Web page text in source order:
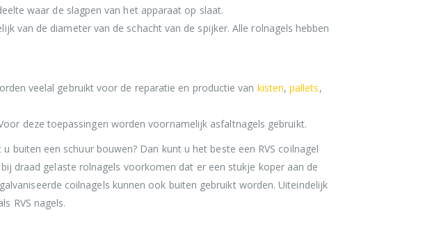
waar de slagpen van het apparaat op slaat.
van de diameter van de schacht van de spijker. Alle rolnagels hebben
veelal gebruikt voor de reparatie en productie van kisten,pallets,
deze toepassingen worden voornamelijk asfaltnagels gebruikt.
buiten een schuur bouwen? Dan kunt u het beste een RVS coilnagel
draad gelaste rolnagels voorkomen dat er een stukje koper aan de
coilnagels kunnen ook buiten gebruikt worden. Uiteindelijk
RVS nagels.